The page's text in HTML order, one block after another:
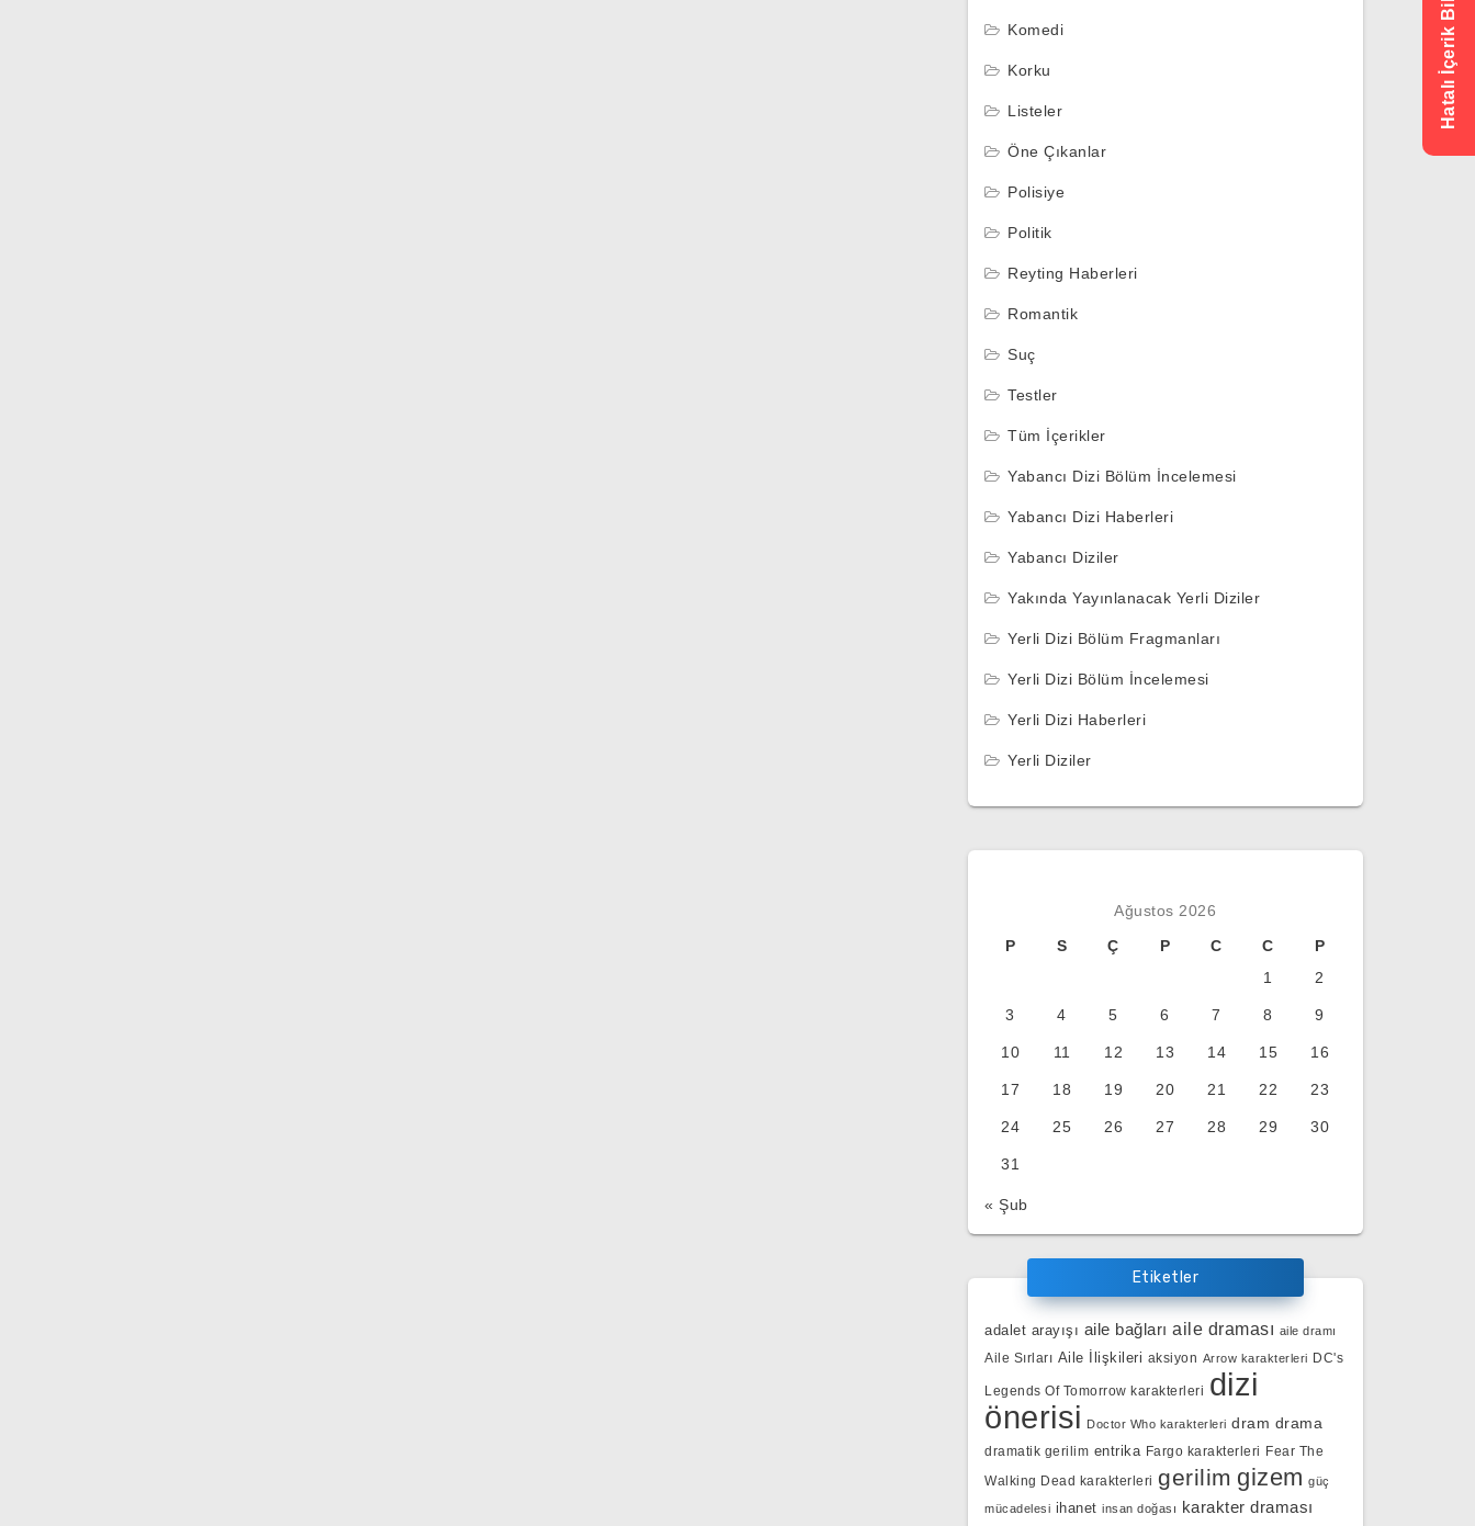
Komedi
Korku
Listeler
Öne Çıkanlar
Polisiye
Politik
Reyting Haberleri
Romantik
Suç
Testler
Tüm İçerikler
Yabancı Dizi Bölüm İncelemesi
Yabancı Dizi Haberleri
Yabancı Diziler
Yakında Yayınlanacak Yerli Diziler
Yerli Dizi Bölüm Fragmanları
Yerli Dizi Bölüm İncelemesi
Yerli Dizi Haberleri
Yerli Diziler
Ağustos 2026
P
S Ç P C C
P
1
2
3 4 5 6 7 8 9
10 11 12 13 14 15 16
17 18 19 20 21 22 23
24 25 26 27 28 29 30
31
« Şub
Etiketler
adalet arayışı aile bağları aile draması aile dramı
Aile Sırları Aile İlişkileri aksiyon Arrow karakterleri DC's
Legends Of Tomorrow karakterleri dizi
önerisi Doctor Who karakterleri dram drama
dramatik gerilim entrika Fargo karakterleri Fear The
Walking Dead karakterleri gerilim gizem güç
mücadelesi ihanet insan doğası karakter draması
Hatalı İçerik Bildir